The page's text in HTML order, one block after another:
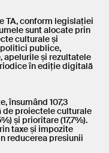
TA, conform legislației
sunt alocate prin
culturale și
publice,
apelurile și rezultatele
în ediție digitală
însumând 107,3
de proiectele culturale
și prioritare (17,7%).
taxe și impozite
reducerea presiunii